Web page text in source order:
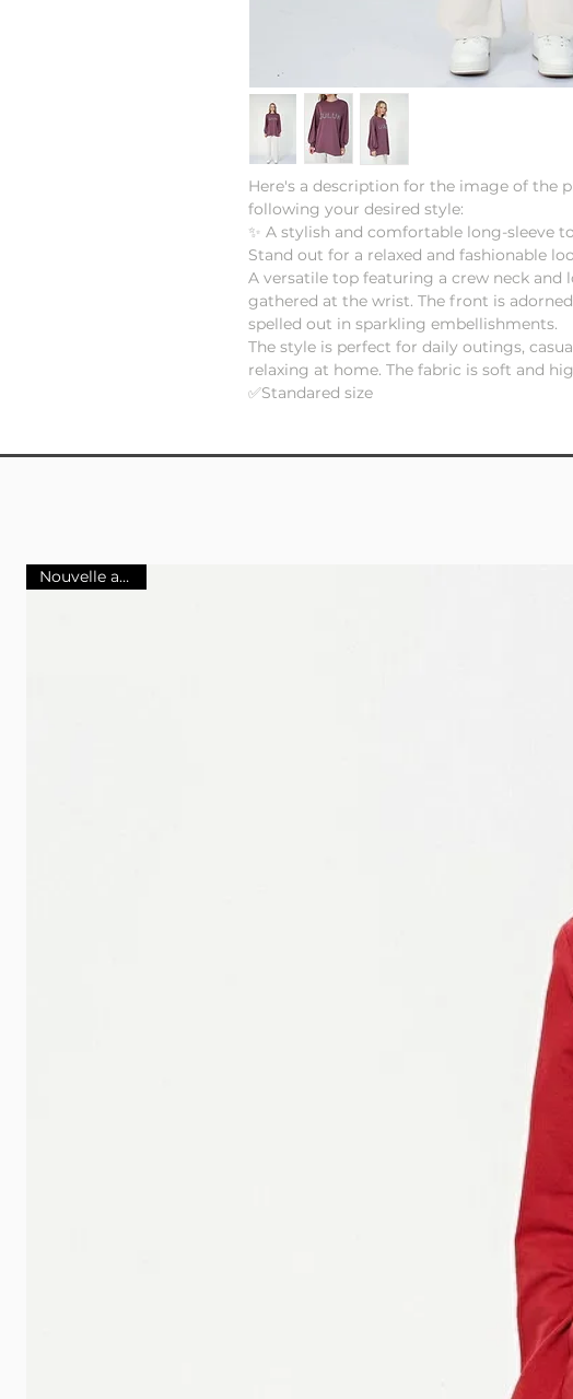
Here's a description for the image of the
following your desired style:
✨ A stylish and comfortable long-sleeve
Stand out for a relaxed and fashionable
A versatile top featuring a crew neck and
gathered at the wrist. The front is
spelled out in sparkling embellishments.
The style is perfect for daily outings,
relaxing at home. The fabric is soft and
✅Standared size
Nouvelle arrivee